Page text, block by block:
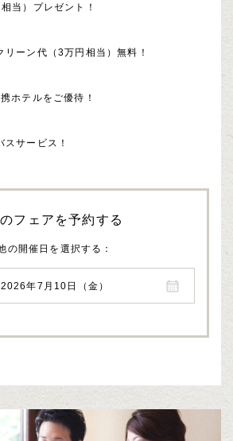
当）プレゼント！
リーン代（3万円相当）無料！
ホテルをご優待！
サービス！
フェアを予約する
の開催日を選択する
2026年7月10日（金）